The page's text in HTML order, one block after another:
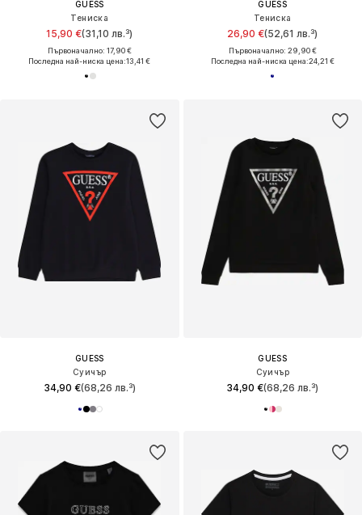
GUESS
Тениска
15,90 €(31,10 лв.³)
Първоначално: 17,90 €
Последна най-ниска цена:13,41 €
GUESS
Тениска
26,90 €(52,61 лв.³)
Първоначално: 29,90 €
Последна най-ниска цена:24,21 €
GUESS
Суичър
34,90 €(68,26 лв.³)
GUESS
Суичър
34,90 €(68,26 лв.³)